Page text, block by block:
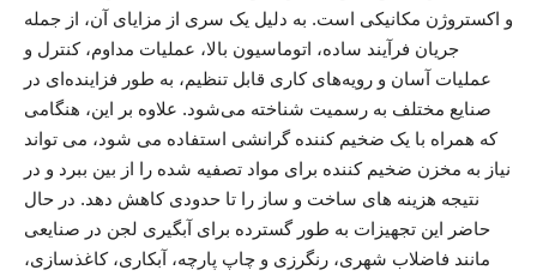
و اکستروژن مکانیکی است. به دلیل یک سری از مزایای آن، از جمله
جریان فرآیند ساده، اتوماسیون بالا، عملیات مداوم، کنترل و
عملیات آسان و رویه‌های کاری قابل تنظیم، به طور فزاینده‌ای در
صنایع مختلف به رسمیت شناخته می‌شود. علاوه بر این، هنگامی
که همراه با یک ضخیم کننده گرانشی استفاده می شود، می تواند
نیاز به مخزن ضخیم کننده برای مواد تصفیه شده را از بین ببرد و در
نتیجه هزینه های ساخت و ساز را تا حدودی کاهش دهد. در حال
حاضر این تجهیزات به طور گسترده برای آبگیری لجن در صنایعی
مانند فاضلاب شهری، رنگرزی و چاپ پارچه، آبکاری، کاغذسازی،